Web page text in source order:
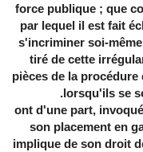
force publique ; que
par lequel il est fait
s'incriminer soi-
tiré de cette
pièces de la
lorsqu'ils se
, ont d'une part,
son placement en
implique de son droit